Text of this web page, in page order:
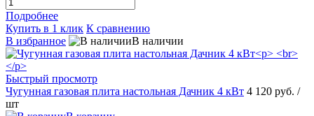
Подробнее
Купить в 1 клик К сравнению
В избранное
В наличии
Быстрый просмотр
Чугунная газовая плита настольная Дачник 4 кВт 4 120 руб. /
шт